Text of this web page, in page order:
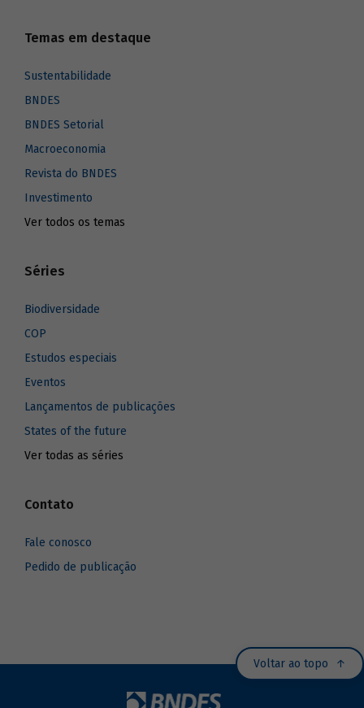
Temas em destaque
Sustentabilidade
BNDES
BNDES Setorial
Macroeconomia
Revista do BNDES
Investimento
Ver todos os temas
Séries
Biodiversidade
COP
Estudos especiais
Eventos
Lançamentos de publicações
States of the future
Ver todas as séries
Contato
Fale conosco
Pedido de publicação
Voltar ao topo